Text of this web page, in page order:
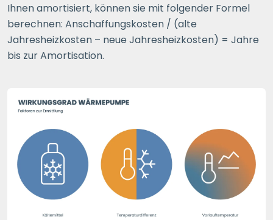
Ihnen amortisiert, können sie mit folgender Formel
berechnen: Anschaffungskosten / (alte
Jahresheizkosten – neue Jahresheizkosten) = Jahre
bis zur Amortisation.